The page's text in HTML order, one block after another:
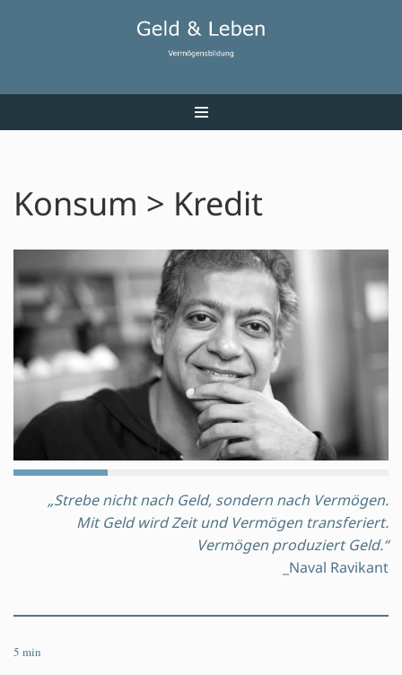
Konsum > Kredit
„Strebe nicht nach Geld, sondern nach Vermögen.
Mit Geld wird Zeit und Vermögen transferiert.
Vermögen produziert Geld.“
_Naval Ravikant
5 min